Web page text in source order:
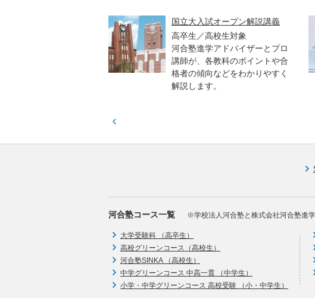
国立大入試オープン解説講義
高卒生／高校生対象
河合塾進学アドバイザーとプロ
講師が、各教科のポイントや合
格者の傾向などをわかりやすく
解説します。
河合塾コース一覧 ※学校法人河合塾と株式会社河合塾進
大学受験科 （高卒生）
高校グリーンコース（高校生）
河合塾SINKA （高校生）
中学グリーンコース 中高一貫 （中学生）
小学・中学グリーンコース 高校受験 （小・中学生）